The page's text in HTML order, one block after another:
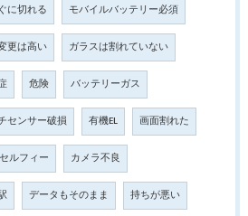
に切れる モバイルバッテリー必須
更は高い ガラスは割れていない
危険 バッテリーガス
センサー破損 有機EL 画面割れた
セルフィー カメラ不良
データもそのまま 持ちが悪い